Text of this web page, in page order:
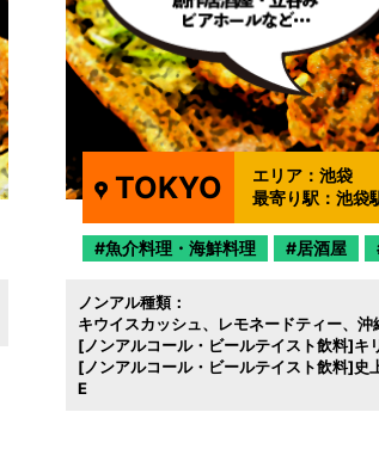
TOKYO エリア：池袋
最寄り駅：池袋
魚介料理・海鮮料理 居酒屋
ノンアル種類：
キウイスカッシュ
レモネードティー 沖
[ノンアルコール・ビールテイスト飲料]キ
[ノンアルコール・ビールテイスト飲料]
E